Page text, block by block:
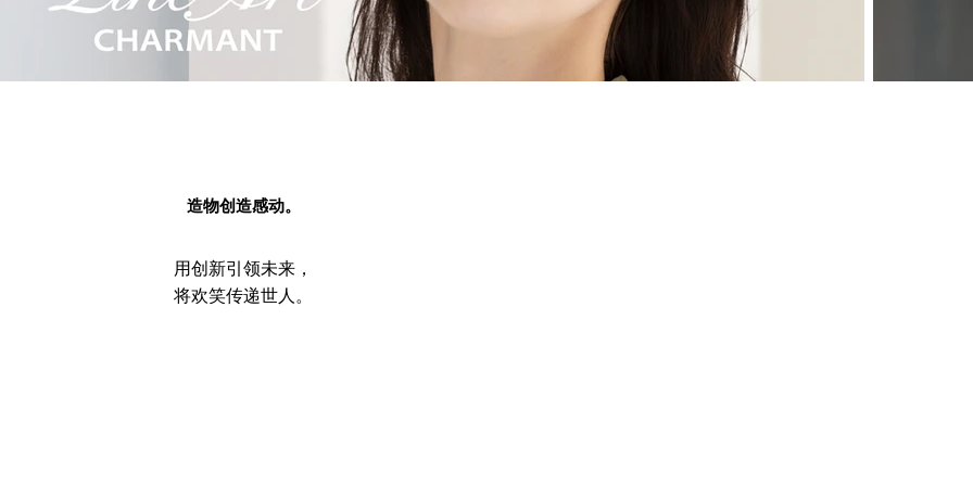
造物创造感动。
用创新引领未来，
将欢笑传递世人。